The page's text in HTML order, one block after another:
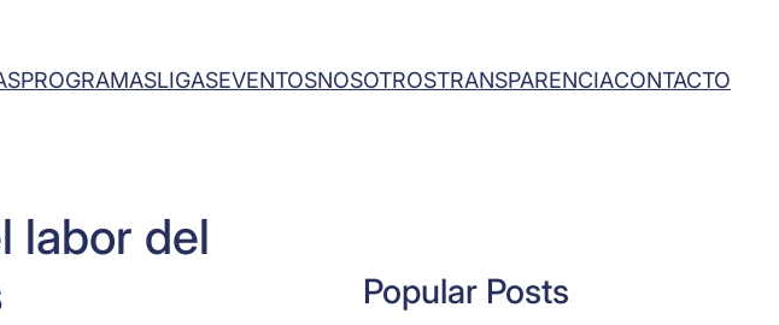
PROGRAMASLIGASEVENTOSNOSOTROSTRANSPARENCIACONTACTO
labor del
Popular Posts